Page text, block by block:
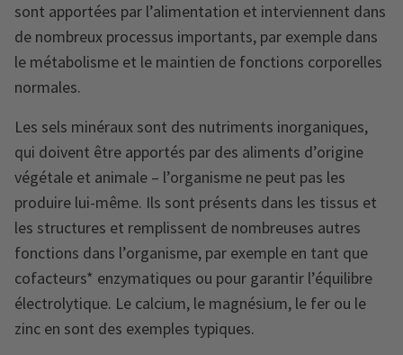
sont apportées par l’alimentation et interviennent dans
de nombreux processus importants, par exemple dans
le métabolisme et le maintien de fonctions corporelles
normales.
Les sels minéraux sont des nutriments inorganiques,
qui doivent être apportés par des aliments d’origine
végétale et animale – l’organisme ne peut pas les
produire lui-même. Ils sont présents dans les tissus et
les structures et remplissent de nombreuses autres
fonctions dans l’organisme, par exemple en tant que
cofacteurs* enzymatiques ou pour garantir l’équilibre
électrolytique. Le calcium, le magnésium, le fer ou le
zinc en sont des exemples typiques.